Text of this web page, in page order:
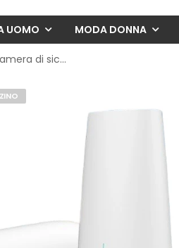
UOMO MODA DONNA
HB3-B1 Telecamera di sicurezza...